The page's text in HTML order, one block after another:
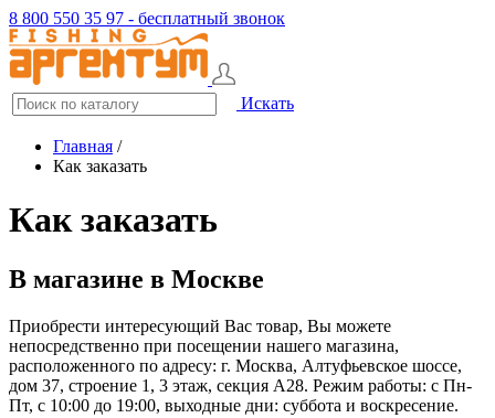
8 800 550 35 97 - бесплатный звонок
Искать
Главная /
Как заказать
Как заказать
В магазине в Москве
Приобрести интересующий Вас товар, Вы можете
непосредственно при посещении нашего магазина,
расположенного по адресу: г. Москва, Алтуфьевское шоссе,
дом 37, строение 1, 3 этаж, секция А28. Режим работы: с Пн-
Пт, с 10:00 до 19:00, выходные дни: суббота и воскресение.